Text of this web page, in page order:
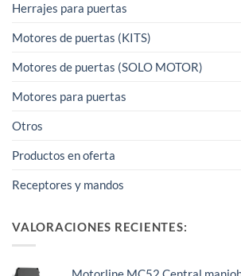
Herrajes para puertas
Motores de puertas (KITS)
Motores de puertas (SOLO MOTOR)
Motores para puertas
Otros
Productos en oferta
Receptores y mandos
VALORACIONES RECIENTES: